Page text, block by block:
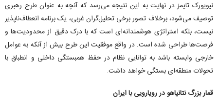
نیویورک تایمز در نهایت به این نتیجه می‌رسد که آنچه به عنوان طرح رهبری
توصیف می‌شود، برخلاف تصور برخی تحلیل‌گران غربی، یک برنامه انعطاف‌ناپذیر
نیست، بلکه استراتژی هوشمندانه‌ای است که با درک دقیق از محدودیت‌ها و
فرصت‌ها طراحی شده است. در واقع موفقیت این طرح بیش از آنکه به عوامل
خارجی وابسته باشد به توانایی نظام در حفظ همبستگی داخلی و انطباق با
تحولات منطقه‌ای بستگی خواهد داشت.
قمار بزرگ نتانیاهو در رویارویی با ایران